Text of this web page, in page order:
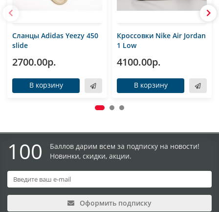
Сланцы Adidas Yeezy 450
slide
2700.00р.
В корзину
Кроссовки Nike Air Jordan
1 Low
4100.00р.
В корзину
100
Баллов дарим всем за подписку на новости!
Новинки, скидки, акции.
Оформить подписку